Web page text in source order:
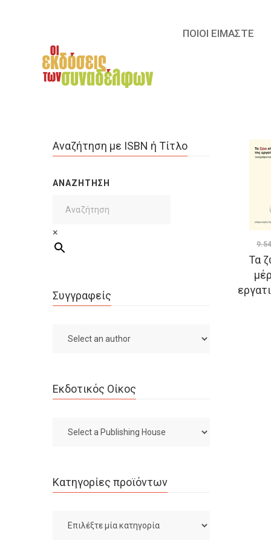
ΠΟΙΟΙ ΕΙΜΑΣΤΕ
Τα
9.54
Αναζήτηση με ISBN ή Τίτλο
ΑΝΑΖΉΤΗΣΗ
×
Συγγραφείς
Εκδοτικός Οίκος
Κατηγορίες προϊόντων